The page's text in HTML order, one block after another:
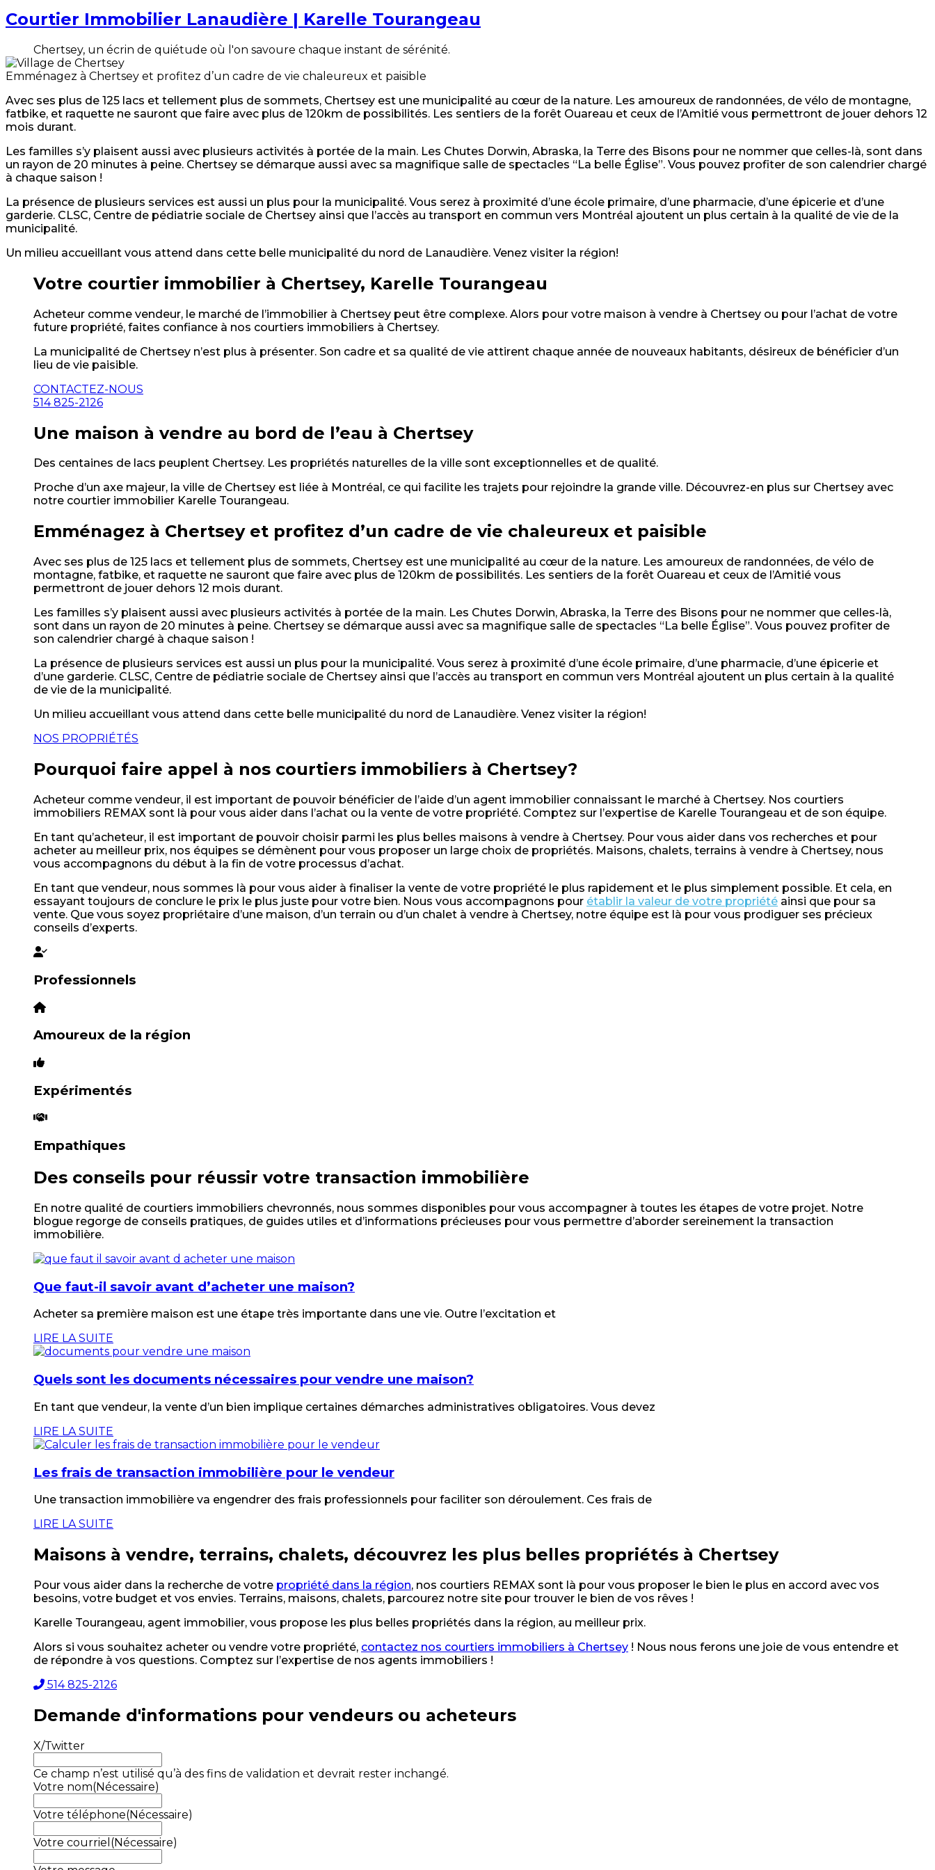
Courtier Immobilier Lanaudière | Karelle Tourangeau
Chertsey, un écrin de quiétude où l'on savoure chaque instant de sérénité.
Emménagez à Chertsey et profitez d’un cadre de vie chaleureux et paisible
Avec ses plus de 125 lacs et tellement plus de sommets, Chertsey est une municipalité au cœur de la nature. Les amoureux de randonnées, de vélo de montagne,
fatbike, et raquette ne sauront que faire avec plus de 120km de possibilités. Les sentiers de la forêt Ouareau et ceux de l’Amitié vous permettront de jouer dehors 12
mois durant.
Les familles s’y plaisent aussi avec plusieurs activités à portée de la main. Les Chutes Dorwin, Abraska, la Terre des Bisons pour ne nommer que celles-là, sont dans
un rayon de 20 minutes à peine. Chertsey se démarque aussi avec sa magnifique salle de spectacles “La belle Église”. Vous pouvez profiter de son calendrier chargé
à chaque saison !
La présence de plusieurs services est aussi un plus pour la municipalité. Vous serez à proximité d’une école primaire, d’une pharmacie, d’une épicerie et d’une
garderie. CLSC, Centre de pédiatrie sociale de Chertsey ainsi que l’accès au transport en commun vers Montréal ajoutent un plus certain à la qualité de vie de la
municipalité.
Un milieu accueillant vous attend dans cette belle municipalité du nord de Lanaudière. Venez visiter la région!
Votre courtier immobilier à Chertsey, Karelle Tourangeau
Acheteur comme vendeur, le marché de l’immobilier à Chertsey peut être complexe. Alors pour votre maison à vendre à Chertsey ou pour l’achat de votre
future propriété, faites confiance à nos courtiers immobiliers à Chertsey.
La municipalité de Chertsey n’est plus à présenter. Son cadre et sa qualité de vie attirent chaque année de nouveaux habitants, désireux de bénéficier d’un
lieu de vie paisible.
CONTACTEZ-NOUS
514 825-2126
Une maison à vendre au bord de l’eau à Chertsey
Des centaines de lacs peuplent Chertsey. Les propriétés naturelles de la ville sont exceptionnelles et de qualité.
Proche d’un axe majeur, la ville de Chertsey est liée à Montréal, ce qui facilite les trajets pour rejoindre la grande ville. Découvrez-en plus sur Chertsey avec
notre courtier immobilier Karelle Tourangeau.
Emménagez à Chertsey et profitez d’un cadre de vie chaleureux et paisible
Avec ses plus de 125 lacs et tellement plus de sommets, Chertsey est une municipalité au cœur de la nature. Les amoureux de randonnées, de vélo de
montagne, fatbike, et raquette ne sauront que faire avec plus de 120km de possibilités. Les sentiers de la forêt Ouareau et ceux de l’Amitié vous
permettront de jouer dehors 12 mois durant.
Les familles s’y plaisent aussi avec plusieurs activités à portée de la main. Les Chutes Dorwin, Abraska, la Terre des Bisons pour ne nommer que celles-là,
sont dans un rayon de 20 minutes à peine. Chertsey se démarque aussi avec sa magnifique salle de spectacles “La belle Église”. Vous pouvez profiter de
son calendrier chargé à chaque saison !
La présence de plusieurs services est aussi un plus pour la municipalité. Vous serez à proximité d’une école primaire, d’une pharmacie, d’une épicerie et
d’une garderie. CLSC, Centre de pédiatrie sociale de Chertsey ainsi que l’accès au transport en commun vers Montréal ajoutent un plus certain à la qualité
de vie de la municipalité.
Un milieu accueillant vous attend dans cette belle municipalité du nord de Lanaudière. Venez visiter la région!
NOS PROPRIÉTÉS
Pourquoi faire appel à nos courtiers immobiliers à Chertsey?
Acheteur comme vendeur, il est important de pouvoir bénéficier de l’aide d’un agent immobilier connaissant le marché à Chertsey. Nos courtiers
immobiliers REMAX sont là pour vous aider dans l’achat ou la vente de votre propriété. Comptez sur l’expertise de Karelle Tourangeau et de son équipe.
En tant qu’acheteur, il est important de pouvoir choisir parmi les plus belles maisons à vendre à Chertsey. Pour vous aider dans vos recherches et pour
acheter au meilleur prix, nos équipes se démènent pour vous proposer un large choix de propriétés. Maisons, chalets, terrains à vendre à Chertsey, nous
vous accompagnons du début à la fin de votre processus d’achat.
En tant que vendeur, nous sommes là pour vous aider à finaliser la vente de votre propriété le plus rapidement et le plus simplement possible. Et cela, en
essayant toujours de conclure le prix le plus juste pour votre bien. Nous vous accompagnons pour établir la valeur de votre propriété ainsi que pour sa
vente. Que vous soyez propriétaire d’une maison, d’un terrain ou d’un chalet à vendre à Chertsey, notre équipe est là pour vous prodiguer ses précieux
conseils d’experts.
Professionnels
Amoureux de la région
Expérimentés
Empathiques
Des conseils pour réussir votre transaction immobilière
En notre qualité de courtiers immobiliers chevronnés, nous sommes disponibles pour vous accompagner à toutes les étapes de votre projet. Notre
blogue regorge de conseils pratiques, de guides utiles et d’informations précieuses pour vous permettre d’aborder sereinement la transaction
immobilière.
Que faut-il savoir avant d’acheter une maison?
Acheter sa première maison est une étape très importante dans une vie. Outre l’excitation et
LIRE LA SUITE
Quels sont les documents nécessaires pour vendre une maison?
En tant que vendeur, la vente d’un bien implique certaines démarches administratives obligatoires. Vous devez
LIRE LA SUITE
Les frais de transaction immobilière pour le vendeur
Une transaction immobilière va engendrer des frais professionnels pour faciliter son déroulement. Ces frais de
LIRE LA SUITE
Maisons à vendre, terrains, chalets, découvrez les plus belles propriétés à Chertsey
Pour vous aider dans la recherche de votre propriété dans la région, nos courtiers REMAX sont là pour vous proposer le bien le plus en accord avec vos
besoins, votre budget et vos envies. Terrains, maisons, chalets, parcourez notre site pour trouver le bien de vos rêves !
Karelle Tourangeau, agent immobilier, vous propose les plus belles propriétés dans la région, au meilleur prix.
Alors si vous souhaitez acheter ou vendre votre propriété, contactez nos courtiers immobiliers à Chertsey ! Nous nous ferons une joie de vous entendre et
de répondre à vos questions. Comptez sur l’expertise de nos agents immobiliers !
514 825-2126
Demande d'informations pour vendeurs ou acheteurs
X/Twitter
Ce champ n’est utilisé qu’à des fins de validation et devrait rester inchangé.
Votre nom(Nécessaire)
Votre téléphone(Nécessaire)
Votre courriel (Nécessaire)